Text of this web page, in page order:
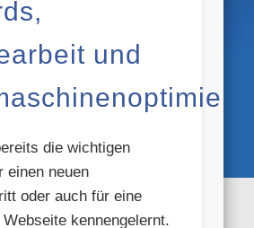
und
die wichtigen
einen neuen
oder auch für eine
Webseite kennengelernt.